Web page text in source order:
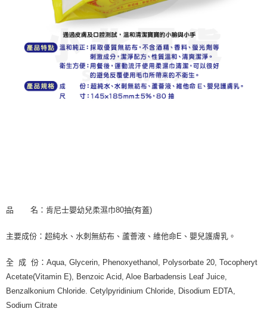
３．未成年的使用者請事先徵得法定代理人或監護人之同意方可使用
「AFTEE先享後付」，若未經同意申辦者引起之損失，本公司不負相關責
４．使用「AFTEE先享後付」時，將依據個別帳號之用戶狀況，依本公司即
時審查核予不同之上限額度；若仍有額度不足之情形，本公司將視審查結果
請求用戶進行身份認證。
５．嚴禁一人註冊多個帳號或使用他人資訊註冊。若發現惡意使用之情形，
恩沛科技股份有限公司將有權停止該用戶之使用額度並採取法律行動。
品 名：肯尼士嬰幼兒柔濕巾80抽(有蓋)
主要成份：超純水、水刺無紡布、蘆薈液、維他命E、嬰兒護膚乳。
全 成 份：Aqua, Glycerin, Phenoxyethanol, Polysorbate 20, Tocopheryt
Acetate(Vitamin E), Benzoic Acid, Aloe Barbadensis Leaf Juice,
Benzalkonium Chloride. Cetylpyridinium Chloride, Disodium EDTA,
Sodium Citrate